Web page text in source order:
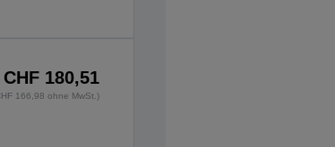
CHF 180,51
166,98 ohne MwSt.)